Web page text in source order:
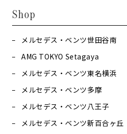
Shop
メルセデス・ベンツ世田谷南
AMG TOKYO Setagaya
メルセデス・ベンツ東名横浜
メルセデス・ベンツ多摩
メルセデス・ベンツ八王子
メルセデス・ベンツ新百合ヶ丘